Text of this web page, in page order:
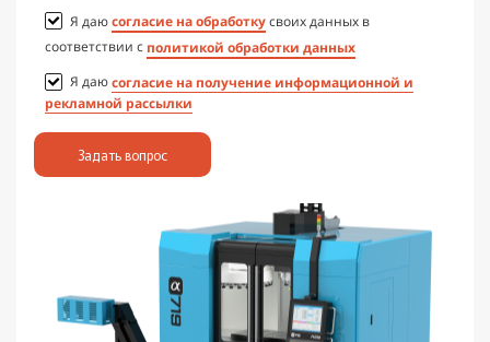
Я даюсогласие на обработкусвоих данных в
соответствии с политикой обработки данных
Я даюсогласие на получение информационной и
рекламной рассылки
Задать вопрос